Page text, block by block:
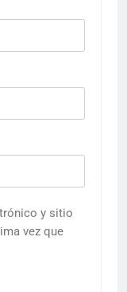
y sitio
vez que